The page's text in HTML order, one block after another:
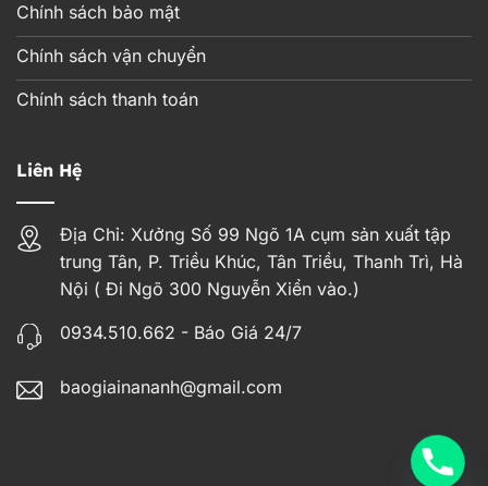
Chính sách bảo mật
Chính sách vận chuyển
Chính sách thanh toán
Liên Hệ
Địa Chỉ: Xưởng Số 99 Ngõ 1A cụm sản xuất tập
trung Tân, P. Triều Khúc, Tân Triều, Thanh Trì, Hà
Nội ( Đi Ngõ 300 Nguyễn Xiển vào.)
0934.510.662 - Báo Giá 24/7
baogiainananh@gmail.com